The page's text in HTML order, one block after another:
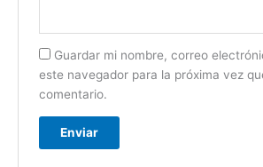
Guardar mi nombre, correo
este navegador para la próxima vez
comentario.